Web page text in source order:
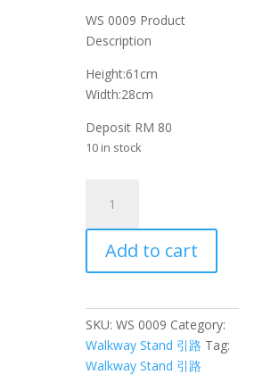
WS 0009 Product
Description
Height:61cm
Width:28cm
Deposit RM 80
10 in stock
路
铁
方
框
摆
件
Add to cart
SKU:WS 0009 Category:
Walkway Stand 引路 Tag:
Walkway Stand 引路